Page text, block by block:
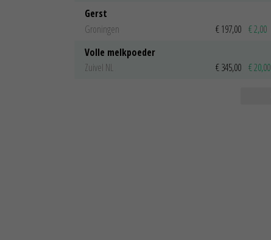
Gerst
Groningen
€ 197,00 € 2,00
Volle melkpoeder
Zuivel NL
€ 345,00 € 20,00